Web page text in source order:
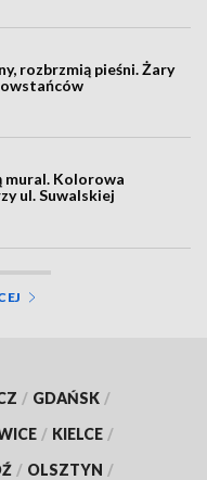
rozbrzmią pieśni. Żary
mural. Kolorowa
ul. Suwalskiej
/ GDAŃSK /
/ KIELCE /
/ OLSZTYN /